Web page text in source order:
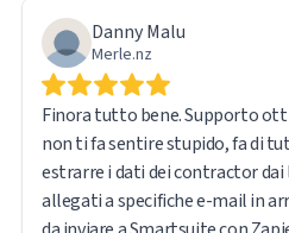
Danny Malu
Merle.nz
Finora tutto bene. Supporto
non ti fa sentire stupido, fa di
estrarre i dati dei contractor
allegati a specifiche e-mail in